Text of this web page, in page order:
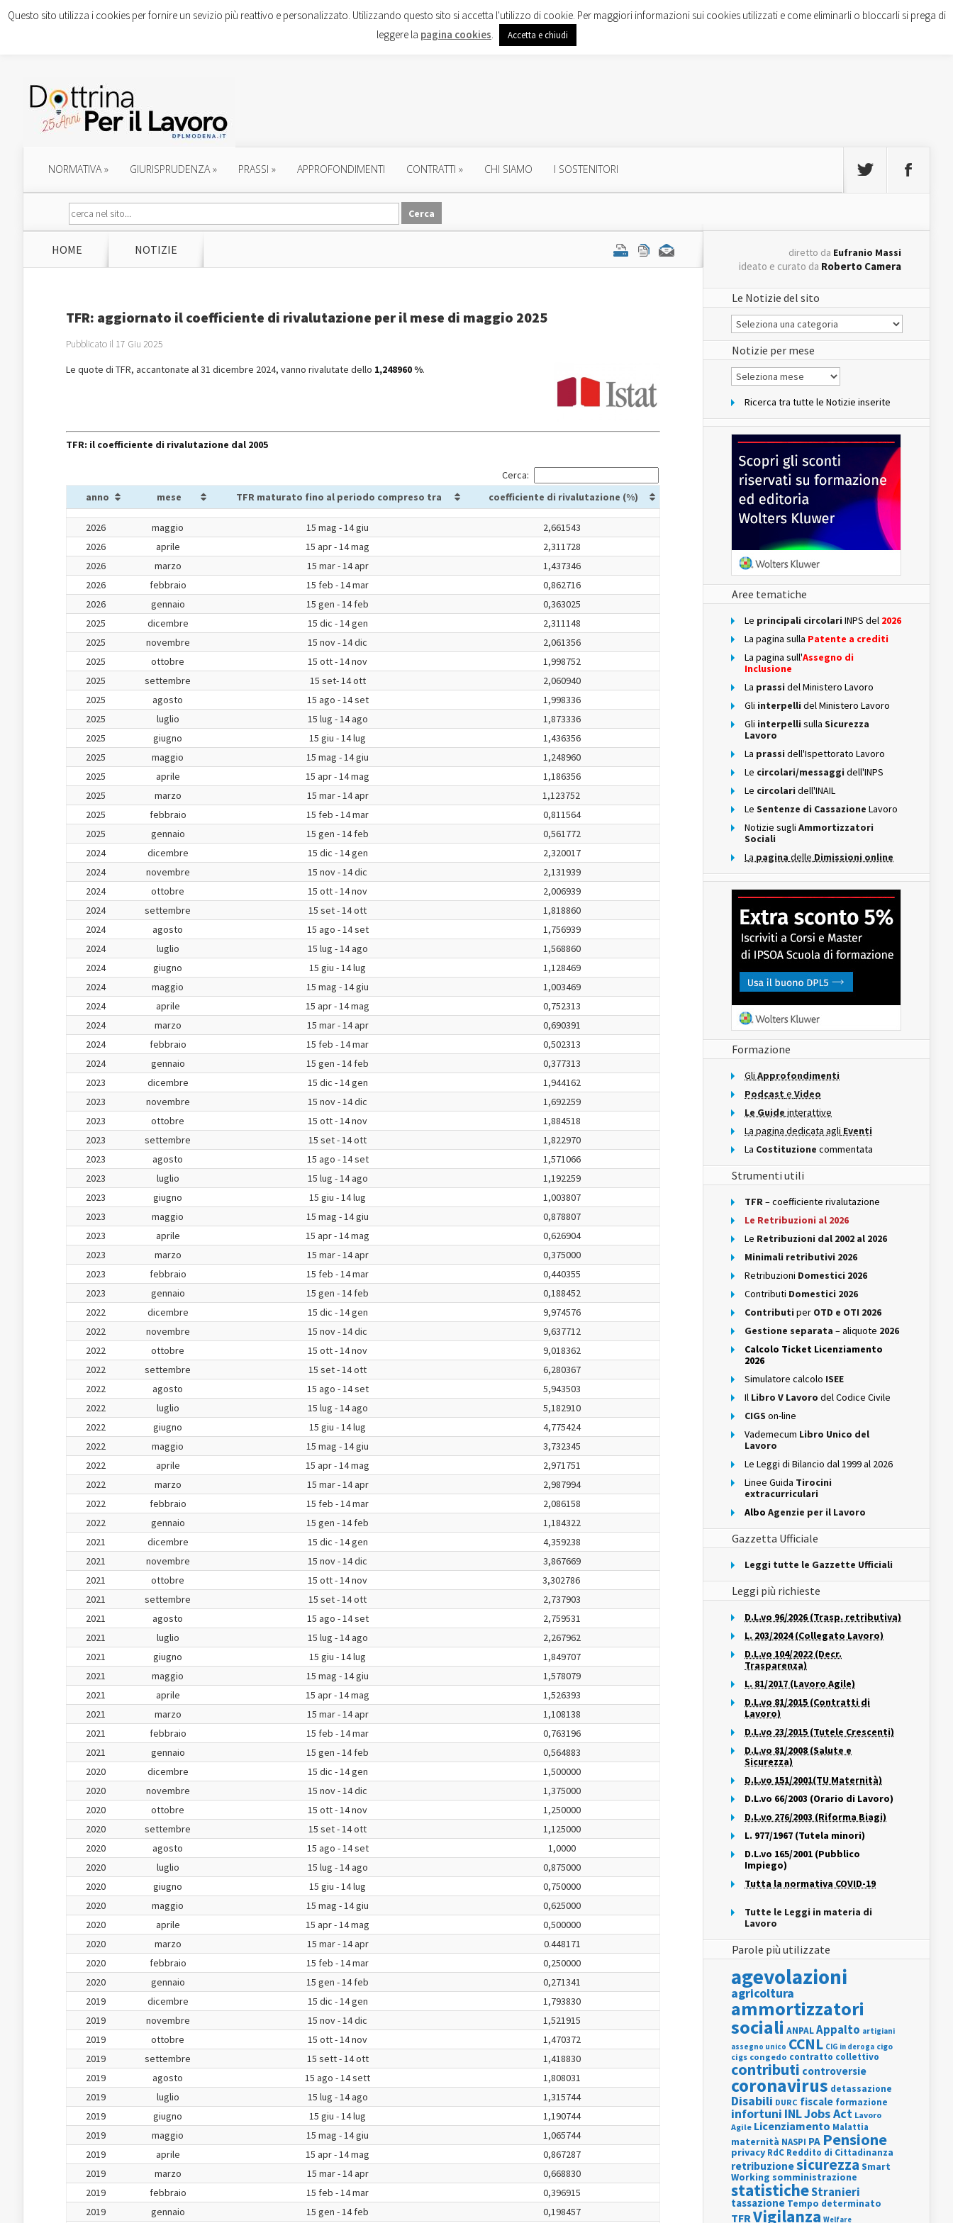
NORMATIVA» GIURISPRUDENZA» PRASSI » APPROFONDIMENTI CONTRATTI » CHI SIAMO I SOSTENITORI
HOME NOTIZIE
TFR: aggiornato il coefficiente di rivalutazione per il mese di maggio 2025
Pubblicato il 17 Giu 2025
Le quote di TFR, accantonate al 31 dicembre 2024, vanno rivalutate dello 1,248960 %.
TFR: il coefficiente di rivalutazione dal 2005
Cerca:
anno
mese TFR maturato fino al periodo compreso tra coefficiente di rivalutazione (%)
2026 maggio 15 mag - 14 giu
2,661543
2026
aprile 15 apr - 14 mag
2,311728
2026
marzo 15 mar - 14 apr
1,437346
2026
febbraio 15 feb - 14 mar
0,862716
2026
gennaio 15 gen - 14 feb
0,363025
2025
dicembre 15 dic - 14 gen
2,311148
2025
novembre 15 nov - 14 dic
2,061356
2025
ottobre 15 ott - 14 nov
1,998752
2025
settembre 15 set- 14 ott
2,060940
2025
agosto 15 ago - 14 set
1,998336
2025
luglio 15 lug - 14 ago
1,873336
2025
giugno 15 giu - 14 lug
1,436356
2025
maggio 15 mag - 14 giu
1,248960
2025
aprile 15 apr - 14 mag
1,186356
2025
marzo 15 mar - 14 apr
1,123752
2025
febbraio 15 feb - 14 mar
0,811564
2025
gennaio 15 gen - 14 feb
0,561772
2024
dicembre 15 dic - 14 gen
2,320017
2024
novembre 15 nov - 14 dic
2,131939
2024
ottobre 15 ott - 14 nov
2,006939
2024
settembre 15 set - 14 ott
1,818860
2024
agosto 15 ago - 14 set
1,756939
2024
luglio 15 lug - 14 ago
1,568860
2024
giugno 15 giu - 14 lug
1,128469
2024
maggio 15 mag - 14 giu
1,003469
2024
aprile 15 apr - 14 mag
0,752313
2024
marzo 15 mar - 14 apr
0,690391
2024
febbraio 15 feb - 14 mar
0,502313
2024
gennaio 15 gen - 14 feb
0,377313
2023
dicembre 15 dic - 14 gen
1,944162
2023
novembre 15 nov - 14 dic
1,692259
2023
ottobre 15 ott - 14 nov
1,884518
2023
settembre 15 set - 14 ott
1,822970
2023
agosto 15 ago - 14 set
1,571066
2023
luglio 15 lug - 14 ago
1,192259
2023
giugno 15 giu - 14 lug
1,003807
2023
maggio 15 mag - 14 giu
0,878807
2023
aprile 15 apr - 14 mag
0,626904
2023
marzo 15 mar - 14 apr
0,375000
2023
febbraio 15 feb - 14 mar
0,440355
2023
gennaio 15 gen - 14 feb
0,188452
2022
dicembre 15 dic - 14 gen
9,974576
2022
novembre 15 nov - 14 dic
9,637712
2022
ottobre 15 ott - 14 nov
9,018362
2022
settembre 15 set - 14 ott
6,280367
2022
agosto 15 ago - 14 set
5,943503
2022
luglio 15 lug - 14 ago
5,182910
2022
giugno 15 giu - 14 lug
4,775424
2022
maggio 15 mag - 14 giu
3,732345
2022
aprile 15 apr - 14 mag
2,971751
2022
marzo 15 mar - 14 apr
2,987994
2022
febbraio 15 feb - 14 mar
2,086158
2022
gennaio 15 gen - 14 feb
1,184322
2021
dicembre 15 dic - 14 gen
4,359238
2021
novembre 15 nov - 14 dic
3,867669
2021
ottobre 15 ott - 14 nov
3,302786
2021
settembre 15 set - 14 ott
2,737903
2021
agosto 15 ago - 14 set
2,759531
2021
luglio 15 lug - 14 ago
2,267962
2021
giugno 15 giu - 14 lug
1,849707
2021
maggio 15 mag - 14 giu
1,578079
2021
aprile 15 apr - 14 mag
1,526393
2021
marzo 15 mar - 14 apr
1,108138
2021
febbraio 15 feb - 14 mar
0,763196
2021
gennaio 15 gen - 14 feb
0,564883
2020
dicembre 15 dic - 14 gen
1,500000
2020
novembre 15 nov - 14 dic
1,375000
2020
ottobre 15 ott - 14 nov
1,250000
2020
settembre 15 set - 14 ott
1,125000
2020
agosto 15 ago - 14 set
1,0000
2020
luglio 15 lug - 14 ago
0,875000
2020
giugno 15 giu - 14 lug
0,750000
2020
maggio 15 mag - 14 giu
0,625000
2020
aprile 15 apr - 14 mag
0,500000
2020
marzo 15 mar - 14 apr
0.448171
2020
febbraio 15 feb - 14 mar
0,250000
2020
gennaio 15 gen - 14 feb
0,271341
2019
dicembre 15 dic - 14 gen
1,793830
2019
novembre 15 nov - 14 dic
1,521915
2019
ottobre 15 ott - 14 nov
1,470372
2019
settembre 15 sett - 14 ott
1,418830
2019
agosto 15 ago - 14 sett
1,808031
2019
luglio 15 lug - 14 ago
1,315744
2019
giugno 15 giu - 14 lug
1,190744
2019
maggio 15 mag - 14 giu
1,065744
2019
aprile 15 apr - 14 mag
0,867287
2019
marzo 15 mar - 14 apr
0,668830
2019
febbraio 15 feb - 14 mar
0,396915
2019
gennaio 15 gen - 14 feb 0,198457
diretto da Eufranio Massi
ideato e curato da Roberto Camera
Le Notizie del sito
Le
Notizie
del
sito
Notizie per mese
Notizie
per
Ricerca tra tutte le Notizie inserite
Aree tematiche
Le principali circolari INPS del 2026
La pagina sulla Patente a crediti
La pagina sull'Assegno di
Inclusione
La prassi del Ministero Lavoro
Gli interpelli del Ministero Lavoro
Gli interpelli sulla Sicurezza
Lavoro
La prassi dell'Ispettorato Lavoro
Le circolari/messaggi dell'INPS
Le circolari dell'INAIL
Le Sentenze di Cassazione Lavoro
Notizie sugli Ammortizzatori
Sociali
La pagina delle Dimissioni online
Formazione
Gli Approfondimenti
Podcast e Video
Le Guide interattive
La pagina dedicata agli Eventi
La Costituzione commentata
Strumenti utili
TFR– coefficiente rivalutazione
Le Retribuzioni al 2026
Le Retribuzioni dal 2002 al 2026
Minimali retributivi 2026
Retribuzioni Domestici 2026
Contributi Domestici 2026
Contributi per OTD e OTI 2026
Gestione separata – aliquote 2026
Calcolo Ticket Licenziamento
2026
Simulatore calcolo ISEE
Il Libro V Lavoro del Codice Civile
CIGS on-line
Vademecum Libro Unico del
Lavoro
Le Leggi di Bilancio dal 1999 al 2026
Linee Guida Tirocini
extracurriculari
Albo Agenzie per il Lavoro
Gazzetta Ufficiale
Leggi tutte le Gazzette Ufficiali
Leggi più richieste
D.L.vo 96/2026 (Trasp. retributiva)
L. 203/2024 (Collegato Lavoro)
D.L.vo 104/2022 (Decr.
Trasparenza)
L. 81/2017 (Lavoro Agile)
D.L.vo 81/2015 (Contratti di
Lavoro)
D.L.vo 23/2015 (Tutele Crescenti)
D.L.vo 81/2008 (Salute e
Sicurezza)
D.L.vo 151/2001(TU Maternità)
D.L.vo 66/2003 (Orario di Lavoro)
D.L.vo 276/2003 (Riforma Biagi)
L. 977/1967 (Tutela minori)
D.L.vo 165/2001 (Pubblico
Impiego)
Tutta la normativa COVID-19
Tutte le Leggi in materia di
Lavoro
Parole più utilizzate
agevolazioni
agricoltura
ammortizzatori
sociali ANPALAppalto artigiani
assegno unico CCNL CIG in deroga cigo
cigs congedo contratto collettivo
contributi controversie
coronavirus detassazione
Disabili DURC fiscale formazione
infortuni INLJobs Act Lavoro
Agile Licenziamento Malattia
maternità NASPI PA Pensione
privacy RdC Reddito di Cittadinanza
retribuzionesicurezza Smart
Working somministrazione
statisticheStranieri
tassazione Tempo determinato
TFRVigilanza Welfare
Questo sito utilizza i cookies per fornire un sevizio più reattivo e personalizzato. Utilizzando questo sito si accetta l'utilizzo di cookie. Per maggiori informazioni sui cookies utilizzati e come eliminarli o bloccarli si prega di
leggere la pagina cookies. Accetta e chiudi